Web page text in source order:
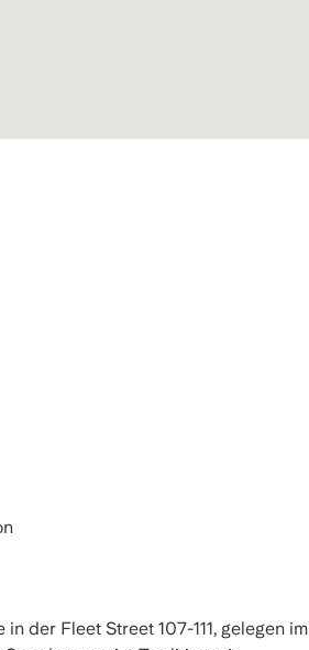
der Fleet Street 107-111, gelegen im